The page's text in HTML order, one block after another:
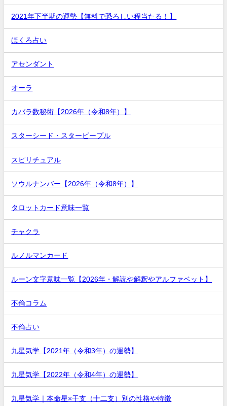
2021年下半期の運勢【無料で恐ろしい程当たる！】
ほくろ占い
アセンダント
オーラ
カバラ数秘術【2026年（令和8年）】
スターシード・スターピープル
スピリチュアル
ソウルナンバー【2026年（令和8年）】
タロットカード意味一覧
チャクラ
ルノルマンカード
ルーン文字意味一覧【2026年・解読や解釈やアルファベット】
不倫コラム
不倫占い
九星気学【2021年（令和3年）の運勢】
九星気学【2022年（令和4年）の運勢】
九星気学｜本命星×干支（十二支）別の性格や特徴